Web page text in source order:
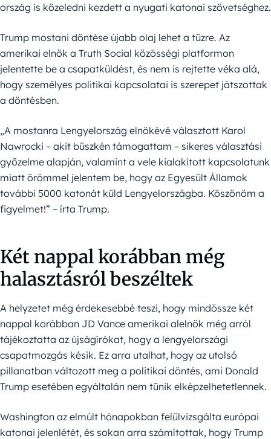
ország is közeledni kezdett a nyugati katonai szövetséghez.
Trump mostani döntése újabb olaj lehet a tűzre. Az
amerikai elnök a Truth Social közösségi platformon
jelentette be a csapatküldést, és nem is rejtette véka alá,
hogy személyes politikai kapcsolatai is szerepet játszottak
a döntésben.
„A mostanra Lengyelország elnökévé választott Karol
Nawrocki – akit büszkén támogattam – sikeres választási
győzelme alapján, valamint a vele kialakított kapcsolatunk
miatt örömmel jelentem be, hogy az Egyesült Államok
további 5000 katonát küld Lengyelországba. Köszönöm a
figyelmet!” – írta Trump.
Két nappal korábban még
halasztásról beszéltek
A helyzetet még érdekesebbé teszi, hogy mindössze két
nappal korábban JD Vance amerikai alelnök még arról
tájékoztatta az újságírókat, hogy a lengyelországi
csapatmozgás késik. Ez arra utalhat, hogy az utolsó
pillanatban változott meg a politikai döntés, ami Donald
Trump esetében egyáltalán nem tűnik elképzelhetetlennek.
Washington az elmúlt hónapokban felülvizsgálta európai
katonai jelenlétét, és sokan arra számítottak, hogy Trump